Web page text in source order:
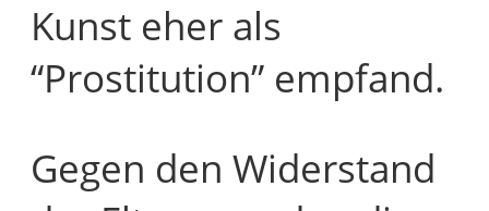
Kunst eher als
“Prostitution” empfand.
Gegen den Widerstand